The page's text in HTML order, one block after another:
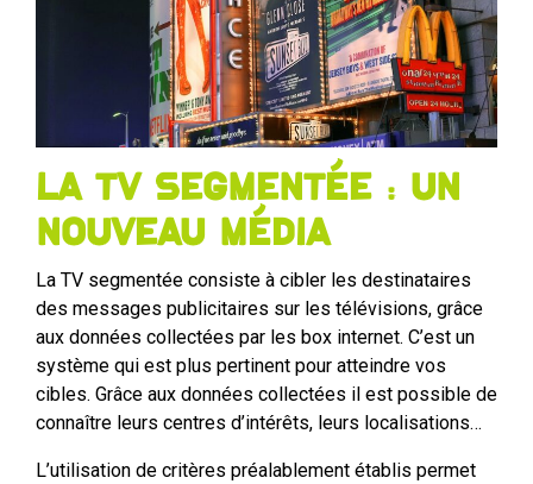
La TV segmentée : un
nouveau média
La TV segmentée consiste à cibler les destinataires
des messages publicitaires sur les télévisions, grâce
aux données collectées par les box internet. C’est un
système qui est plus pertinent pour atteindre vos
cibles. Grâce aux données collectées il est possible de
connaître leurs centres d’intérêts, leurs localisations…
L’utilisation de critères préalablement établis permet